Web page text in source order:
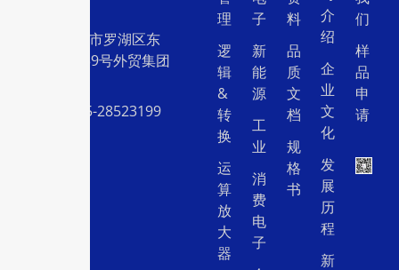
地址：深圳市罗湖区东
门中兴路239号外贸集团
电话：0755-28523199
理
逻
辑
&
转
换
运
算
放
大
器
子
新
能
源
工
业
消
费
电
子
料
品
质
文
档
规
格
书
介
绍
企
业
文
化
发
展
历
程
新
们
样
品
申
请